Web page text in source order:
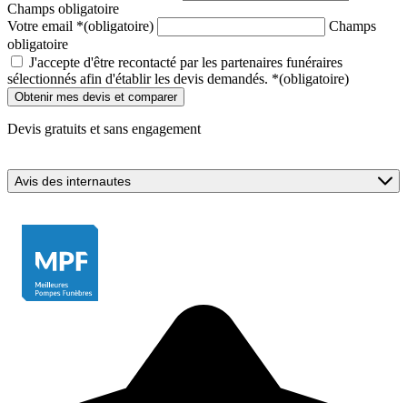
Champs obligatoire
Votre email *(obligatoire)
Champs
obligatoire
J'accepte d'être recontacté par les partenaires funéraires
sélectionnés afin d'établir les devis demandés. *(obligatoire)
Devis gratuits et sans engagement
Avis des internautes